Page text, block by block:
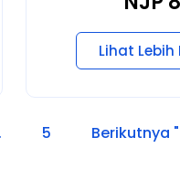
5 Berikutnya "